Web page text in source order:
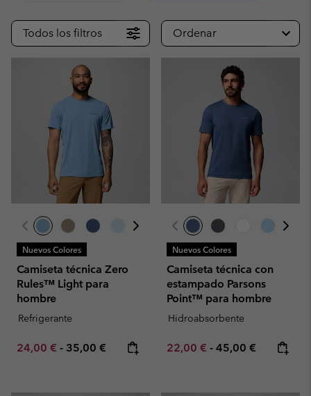
Todos los filtros Ordenar
Nuevos Colores
Camiseta técnica Zero
Rules™ Light para
hombre
Refrigerante
Minimum sale price:
24,00 € - Maximum price:
35,00 €
Nuevos Colores
Camiseta técnica con
estampado Parsons
Point™ para hombre
Hidroabsorbente
Minimum sale price:
22,00 € - Maximum price:
45,00 €